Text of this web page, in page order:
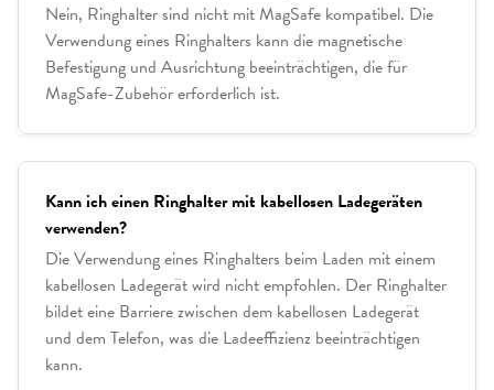
Nein, Ringhalter sind nicht mit MagSafe kompatibel. Die
Verwendung eines Ringhalters kann die magnetische
Befestigung und Ausrichtung beeinträchtigen, die für
MagSafe-Zubehör erforderlich ist.
Kann ich einen Ringhalter mit kabellosen Ladegeräten
verwenden?
Die Verwendung eines Ringhalters beim Laden mit einem
kabellosen Ladegerät wird nicht empfohlen. Der Ringhalter
bildet eine Barriere zwischen dem kabellosen Ladegerät
und dem Telefon, was die Ladeeffizienz beeinträchtigen
kann.